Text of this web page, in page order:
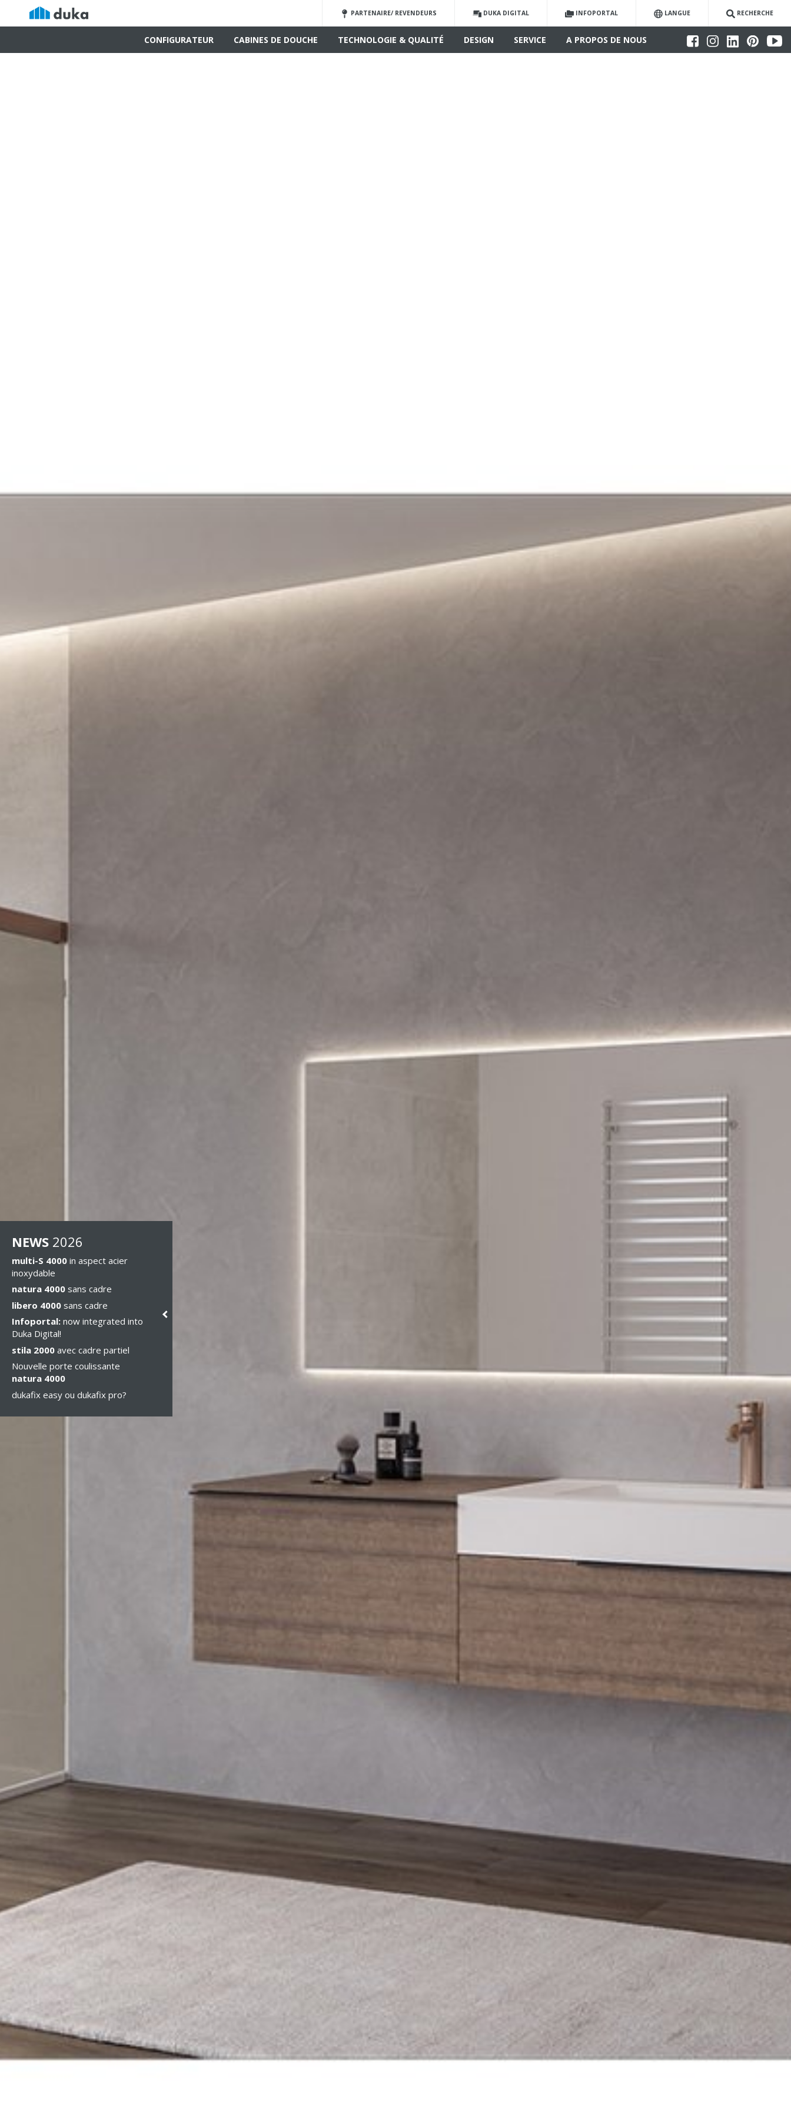
PARTENAIRE/ REVENDEURS DUKA DIGITAL INFOPORTAL LANGUE RECHERCHE
CONFIGURATEUR CABINES DE DOUCHE TECHNOLOGIE & QUALITÉ DESIGN SERVICE A PROPOS DE NOUS
NEWS 2026
multi-S 4000 in aspect acier
inoxydable
natura 4000 sans cadre
libero 4000 sans cadre
Infoportal: now integrated into
Duka Digital!
stila 2000 avec cadre partiel
Nouvelle porte coulissante
natura 4000
dukafix easy ou dukafix pro?